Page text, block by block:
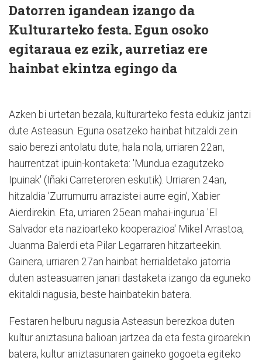
Datorren igandean izango da
Kulturarteko festa. Egun osoko
egitaraua ez ezik, aurretiaz ere
hainbat ekintza egingo da
Azken bi urtetan bezala, kulturarteko festa edukiz jantzi
dute Asteasun. Eguna osatzeko hainbat hitzaldi zein
saio berezi antolatu dute; hala nola, urriaren 22an,
haurrentzat ipuin-kontaketa: 'Mundua ezagutzeko
Ipuinak' (Iñaki Carreteroren eskutik). Urriaren 24an,
hitzaldia 'Zurrumurru arrazistei aurre egin', Xabier
Aierdirekin. Eta, urriaren 25ean mahai-ingurua 'El
Salvador eta nazioarteko kooperazioa' Mikel Arrastoa,
Juanma Balerdi eta Pilar Legarraren hitzarteekin.
Gainera, urriaren 27an hainbat herrialdetako jatorria
duten asteasuarren janari dastaketa izango da eguneko
ekitaldi nagusia, beste hainbatekin batera.
Festaren helburu nagusia Asteasun berezkoa duten
kultur aniztasuna balioan jartzea da eta festa giroarekin
batera, kultur aniztasunaren gaineko gogoeta egiteko